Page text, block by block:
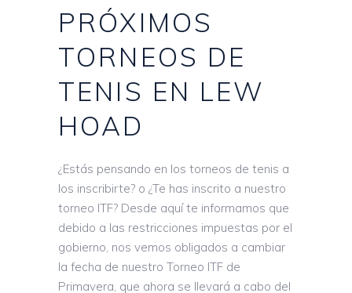
PRÓXIMOS
TORNEOS DE
TENIS EN LEW
HOAD
¿Estás pensando en los torneos de tenis a
los inscribirte? o ¿Te has inscrito a nuestro
torneo ITF? Desde aquí te informamos que
debido a las restricciones impuestas por el
gobierno, nos vemos obligados a cambiar
la fecha de nuestro Torneo ITF de
Primavera, que ahora se llevará a cabo del